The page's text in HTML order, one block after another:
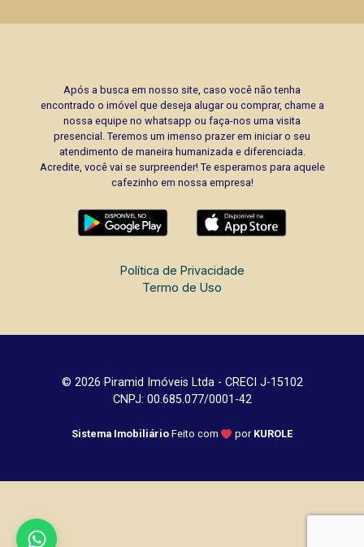
Após a busca em nosso site, caso você não tenha
encontrado o imóvel que deseja alugar ou comprar, chame a
nossa equipe no whatsapp ou faça-nos uma visita
presencial. Teremos um imenso prazer em iniciar o seu
atendimento de maneira humanizada e diferenciada.
Acredite, você vai se surpreender! Te esperamos para aquele
cafezinho em nossa empresa!
Política de Privacidade
Termo de Uso
© 2026 Piramid Imóveis Ltda - CRECI J-15102
CNPJ: 00.685.077/0001-42
Sistema Imobiliário Feito com por KUROLE